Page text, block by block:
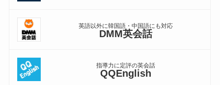
英語以外に韓国語・中国語にも対応
DMM英会話
指導力に定評の英会話
QQEnglish